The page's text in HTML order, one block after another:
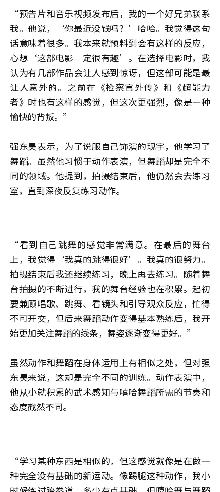
“预告片和音乐视频发布后，我的一个好兄弟联系
我。他说，‘你最近没钱吗？’哈哈。我觉得这句
话意味着很多。我本来就预料到会有这样的反应，
心想‘这部电影一定很有趣’。在选择电影时，我
认为有几部作品会让人感到惊讶，但这部可能是最
让人意外的。之前在《检察官外传》和《超能力
者》时也有这样的感觉，但这次更强烈，像是一种
愉快的背叛。”
强东昊表示，为了说服自己饰演的现宇，他学习了
舞蹈。虽然他习惯于动作表演，但舞蹈却是完全不
同的领域。他提到，拍摄结束后，他仍然会去练习
室，直到深夜反复练习动作。
“看到自己跳舞的感觉非常满意。在最后的舞台
上，我觉得‘我真的跳得很好’。我真的很努力。
拍摄结束后我还继续练习，晚上再去练习。随着舞
台拍摄的不断进行，我的舞台经验也在积累。起初
要兼顾唱歌、跳舞、看镜头和引导观众反应，忙得
不可开交，但后来舞蹈动作变得基本熟练后，我开
始更加关注舞蹈的线条，舞姿逐渐变得更好。”
虽然动作和舞蹈在身体运用上有相似之处，但对强
东昊来说，这却是完全不同的训练。动作表演中，
他从小就积累的武术感知与嘻哈舞蹈所需的节奏和
态度截然不同。
“学习某种东西是相似的，但这感觉就像是在做一
种完全没有基础的新运动。像踢腿这种动作，我小